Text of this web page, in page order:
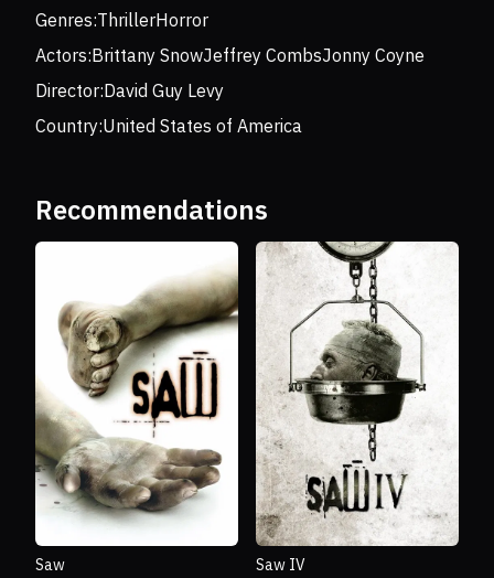
Genres:ThrillerHorror
Actors:Brittany SnowJeffrey CombsJonny Coyne
Director:David Guy Levy
Country:United States of America
Recommendations
Saw Saw IV